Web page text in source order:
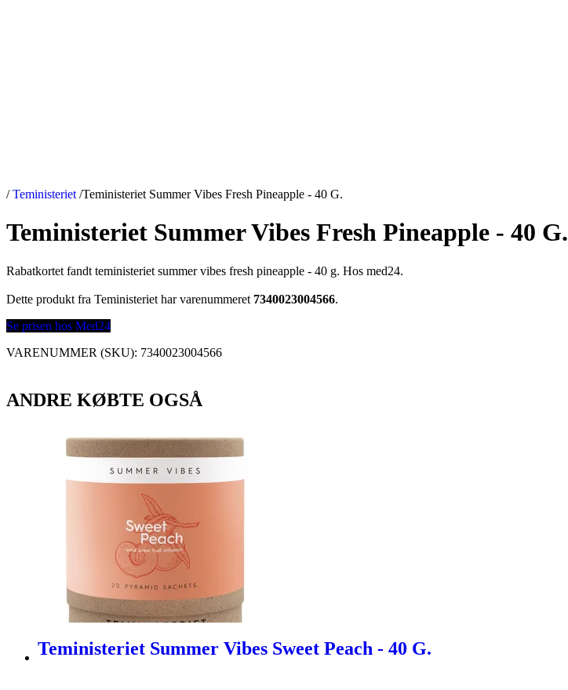
/ Teministeriet /Teministeriet Summer Vibes Fresh Pineapple - 40 G.
Teministeriet Summer Vibes Fresh Pineapple - 40 G.
Rabatkortet fandt teministeriet summer vibes fresh pineapple - 40 g. Hos med24.
Dette produkt fra Teministeriet har varenummeret 7340023004566.
Se prisen hos Med24
VARENUMMER (SKU): 7340023004566
ANDRE KØBTE OGSÅ
Teministeriet Summer Vibes Sweet Peach - 40 G.